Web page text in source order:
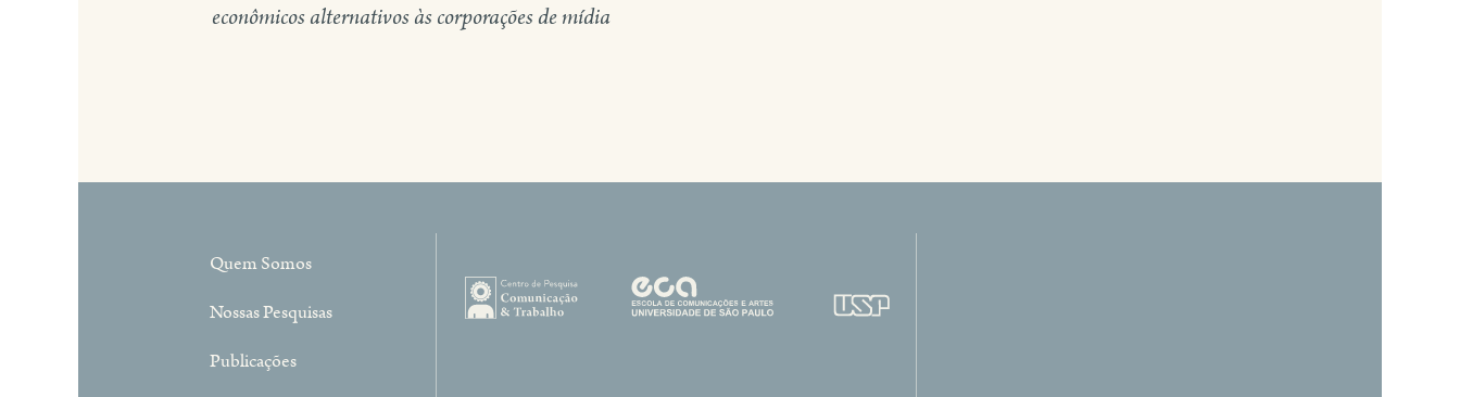
de
econômicos alternativos às corporações de mídia
Quem Somos
Nossas Pesquisas
Publicações